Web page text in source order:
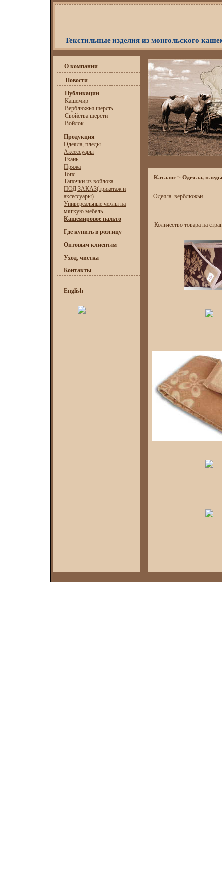
Текстильные изделия из монгольского
О компании
Новости
Публикации
Кашемир
Верблюжья шерсть
Свойства шерсти
Войлок
Продукция
Одеяла, пледы
Аксессуары
Ткань
Пряжа
Топс
Тапочки из войлока
ПОД ЗАКАЗ(трикотаж и
аксессуары)
Универсальные чехлы на
мягкую мебель
Кашемировое пальто
Где купить в розницу
Оптовым клиентам
Уход, чистка
Контакты
English
Каталог > Одеяла, пледы
Одеяла верблюжьи
Количество товара на